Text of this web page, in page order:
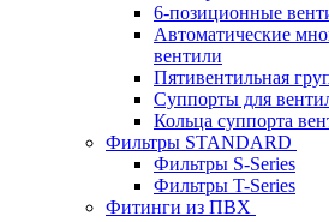
6-позиционные
Автоматические
вентили
Пятивентильная
Суппорты для
Кольца суппорта
Фильтры STANDARD
Фильтры S-Series
Фильтры T-Series
Фитинги из ПВХ